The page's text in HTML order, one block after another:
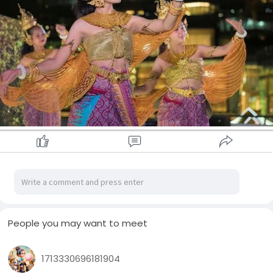
danceတွေကိုလည်းပါဝင်မှာပါ။
သစ်စထွက်တဲ့Dinner Crusieမို့ Roof top edge seatတွေကို
ချိန်မရွေးbookလို့ရနေပါသေးတယ်။
People you may want to meet
1713330696181904